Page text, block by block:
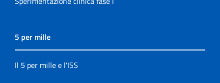
5 per mille
Il 5 per mille e l'ISS